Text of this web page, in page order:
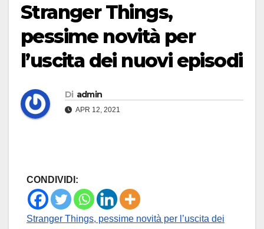
Stranger Things,
pessime novità per
l’uscita dei nuovi episodi
Di admin
APR 12, 2021
CONDIVIDI:
Stranger Things, pessime novità per l’uscita dei